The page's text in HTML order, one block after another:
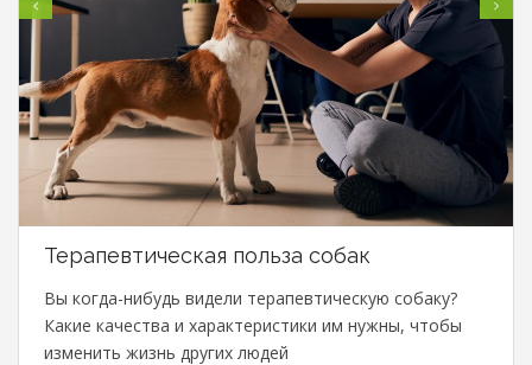
Терапевтическая польза собак
Вы когда-нибудь видели терапевтическую собаку?
Какие качества и характеристики им нужны, чтобы
изменить жизнь других людей